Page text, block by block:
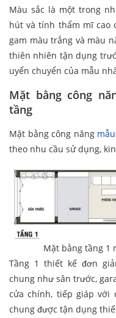
Màu sắc là một trong
hút và tính thẩm mĩ cao
gam màu trắng và màu
thiên nhiên tận dụng
uyển chuyển của mẫu
Mặt bằng công
tầng
Mặt bằng công năng
theo nhu cầu sử dụng,
Mặt bằng tầng 1
Tầng 1 thiết kế đơn
chung như sân trước,
cửa chính, tiếp giáp với
chung được tận dụng